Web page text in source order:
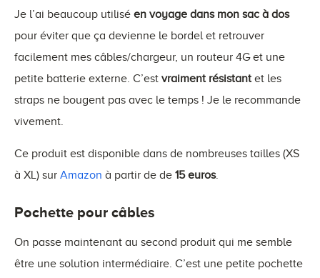
Je l’ai beaucoup utilisé en voyage dans mon sac à dos
pour éviter que ça devienne le bordel et retrouver
facilement mes câbles/chargeur, un routeur 4G et une
petite batterie externe. C’est vraiment résistant et les
straps ne bougent pas avec le temps ! Je le recommande
vivement.
Ce produit est disponible dans de nombreuses tailles (XS
à XL) sur Amazon à partir de de 15 euros.
Pochette pour câbles
On passe maintenant au second produit qui me semble
être une solution intermédiaire. C’est une petite pochette